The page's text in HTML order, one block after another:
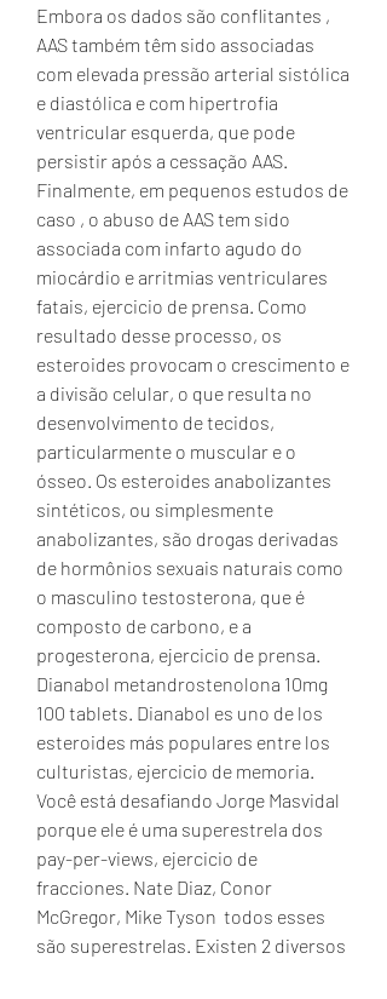
Embora os dados são conflitantes ,
AAS também têm sido associadas
com elevada pressão arterial sistólica
e diastólica e com hipertrofia
ventricular esquerda, que pode
persistir após a cessação AAS.
Finalmente, em pequenos estudos de
caso , o abuso de AAS tem sido
associada com infarto agudo do
miocárdio e arritmias ventriculares
fatais, ejercicio de prensa. Como
resultado desse processo, os
esteroides provocam o crescimento e
a divisão celular, o que resulta no
desenvolvimento de tecidos,
particularmente o muscular e o
ósseo. Os esteroides anabolizantes
sintéticos, ou simplesmente
anabolizantes, são drogas derivadas
de hormônios sexuais naturais como
o masculino testosterona, que é
composto de carbono, e a
progesterona, ejercicio de prensa.
Dianabol metandrostenolona 10mg
100 tablets. Dianabol es uno de los
esteroides más populares entre los
culturistas, ejercicio de memoria.
Você está desafiando Jorge Masvidal
porque ele é uma superestrela dos
pay-per-views, ejercicio de
fracciones. Nate Diaz, Conor
McGregor, Mike Tyson  todos esses
são superestrelas. Existen 2 diversos